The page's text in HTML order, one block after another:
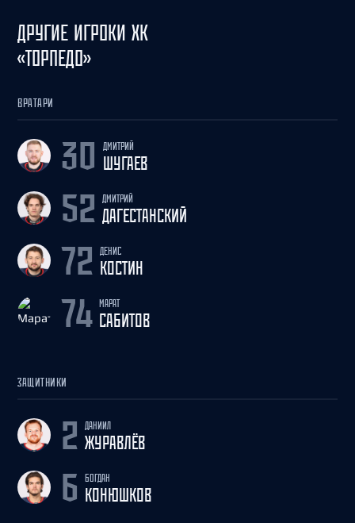
ДРУГИЕ ИГРОКИ ХК
«ТОРПЕДО»
ВРАТАРИ
30 ДМИТРИЙ
ШУГАЕВ
52 ДМИТРИЙ
ДАГЕСТАНСКИЙ
72 ДЕНИС
КОСТИН
74 МАРАТ
САБИТОВ
ЗАЩИТНИКИ
2 ДАНИИЛ
ЖУРАВЛЁВ
6 БОГДАН
КОНЮШКОВ